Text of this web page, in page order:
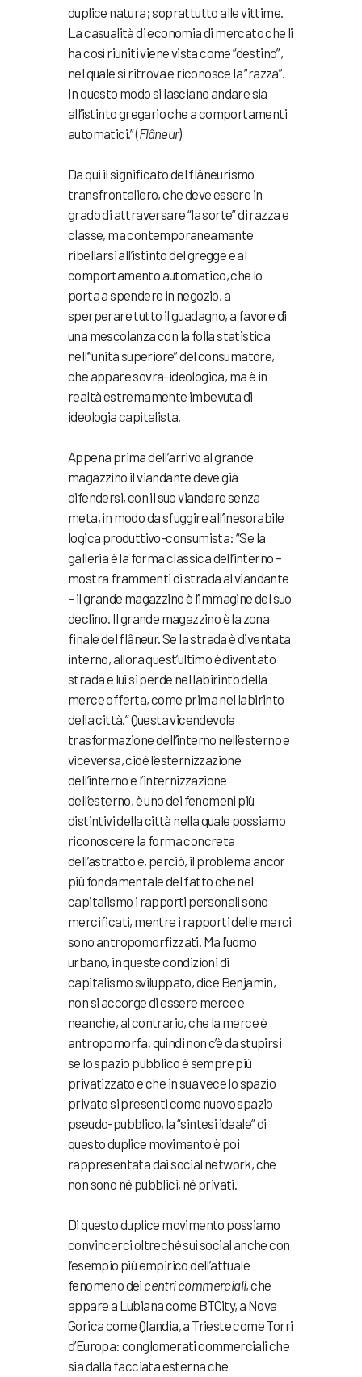
duplice natura; soprattutto alle vittime.
La casualità di economia di mercato che li
ha così riuniti viene vista come “destino”,
nel quale si ritrova e riconosce la “razza”.
In questo modo si lasciano andare sia
all’istinto gregario che a comportamenti
automatici.” (Flâneur)
Da qui il significato del flâneurismo
transfrontaliero, che deve essere in
grado di attraversare “la sorte” di razza e
classe, ma contemporaneamente
ribellarsi all’istinto del gregge e al
comportamento automatico, che lo
porta a spendere in negozio, a
sperperare tutto il guadagno, a favore di
una mescolanza con la folla statistica
nell’“unità superiore” del consumatore,
che appare sovra-ideologica, ma è in
realtà estremamente imbevuta di
ideologia capitalista.
Appena prima dell’arrivo al grande
magazzino il viandante deve già
difendersi, con il suo viandare senza
meta, in modo da sfuggire all’inesorabile
logica produttivo-consumista: “Se la
galleria è la forma classica dell’interno –
mostra frammenti di strada al viandante
– il grande magazzino è l’immagine del suo
declino. Il grande magazzino è la zona
finale del flâneur. Se la strada è diventata
interno, allora quest’ultimo è diventato
strada e lui si perde nel labirinto della
merce offerta, come prima nel labirinto
della città.” Questa vicendevole
trasformazione dell’interno nell’esterno e
viceversa, cioè l’esternizzazione
dell’interno e l’internizzazione
dell’esterno, è uno dei fenomeni più
distintivi della città nella quale possiamo
riconoscere la forma concreta
dell’astratto e, perciò, il problema ancor
più fondamentale del fatto che nel
capitalismo i rapporti personali sono
mercificati, mentre i rapporti delle merci
sono antropomorfizzati. Ma l’uomo
urbano, in queste condizioni di
capitalismo sviluppato, dice Benjamin,
non si accorge di essere merce e
neanche, al contrario, che la merce è
antropomorfa, quindi non c’è da stupirsi
se lo spazio pubblico è sempre più
privatizzato e che in sua vece lo spazio
privato si presenti come nuovo spazio
pseudo-pubblico, la “sintesi ideale” di
questo duplice movimento è poi
rappresentata dai social network, che
non sono né pubblici, né privati.
Di questo duplice movimento possiamo
convincerci oltreché sui social anche con
l’esempio più empirico dell’attuale
fenomeno dei centri commerciali, che
appare a Lubiana come BTCity, a Nova
Gorica come Qlandia, a Trieste come Torri
d’Europa: conglomerati commerciali che
sia dalla facciata esterna che